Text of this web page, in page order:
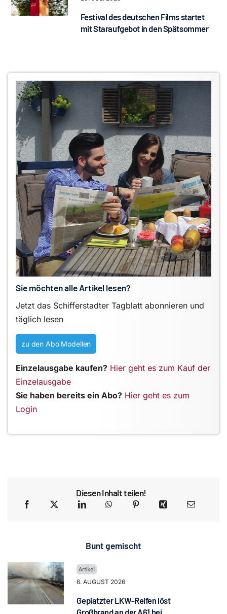
Festival des deutschen Films startet
mit Staraufgebot in den Spätsommer
Sie möchten alle Artikel lesen?
Jetzt das Schifferstadter Tagblatt abonnieren und
täglich lesen
zu den Abo Modellen
Einzelausgabe kaufen? Hier geht es zum Kauf der
Einzelausgabe
Sie haben bereits ein Abo? Hier geht es zum
Login
Diesen Inhalt teilen!
Bunt gemischt
6. AUGUST 2026
Geplatzter LKW-Reifen löst